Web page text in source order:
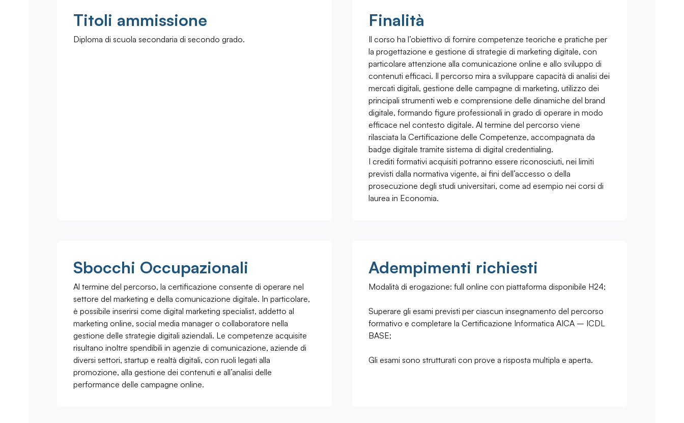
Titoli ammissione
Diploma di scuola secondaria di secondo grado.
Finalità
Il corso ha l’obiettivo di fornire competenze teoriche e pratiche per
la progettazione e gestione di strategie di marketing digitale, con
particolare attenzione alla comunicazione online e allo sviluppo di
contenuti efficaci. Il percorso mira a sviluppare capacità di analisi dei
mercati digitali, gestione delle campagne di marketing, utilizzo dei
principali strumenti web e comprensione delle dinamiche del brand
digitale, formando figure professionali in grado di operare in modo
efficace nel contesto digitale. Al termine del percorso viene
rilasciata la Certificazione delle Competenze, accompagnata da
badge digitale tramite sistema di digital credentialing.
I crediti formativi acquisiti potranno essere riconosciuti, nei limiti
previsti dalla normativa vigente, ai fini dell’accesso o della
prosecuzione degli studi universitari, come ad esempio nei corsi di
laurea in Economia.
Sbocchi Occupazionali
Al termine del percorso, la certificazione consente di operare nel
settore del marketing e della comunicazione digitale. In particolare,
è possibile inserirsi come digital marketing specialist, addetto al
marketing online, social media manager o collaboratore nella
gestione delle strategie digitali aziendali. Le competenze acquisite
risultano inoltre spendibili in agenzie di comunicazione, aziende di
diversi settori, startup e realtà digitali, con ruoli legati alla
promozione, alla gestione dei contenuti e all’analisi delle
performance delle campagne online.
Adempimenti richiesti
Modalità di erogazione: full online con piattaforma disponibile H24;
Superare gli esami previsti per ciascun insegnamento del percorso
formativo e completare la Certificazione Informatica AICA – ICDL
BASE;
Gli esami sono strutturati con prove a risposta multipla e aperta.